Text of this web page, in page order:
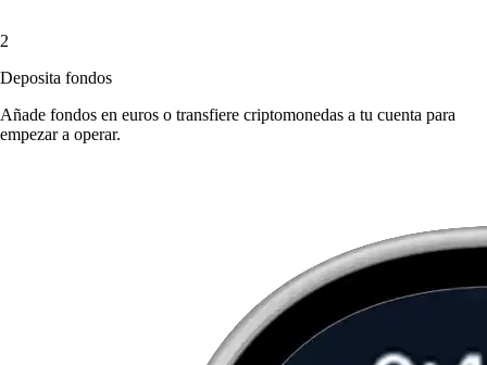
2
Deposita fondos
Añade fondos en euros o transfiere criptomonedas a tu cuenta para
empezar a operar.